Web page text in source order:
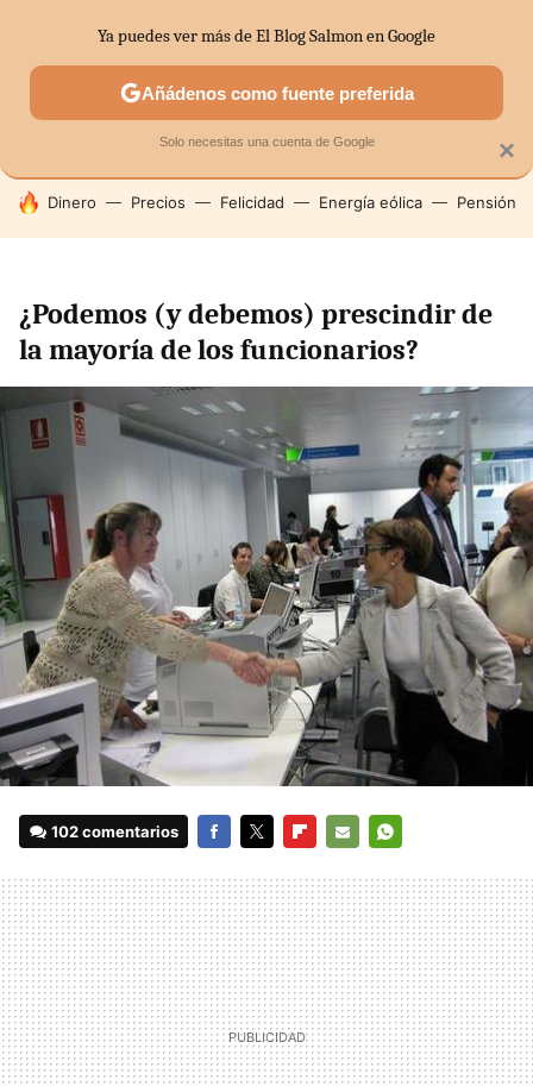
SECTORES ECONOMÍA DOMÉSTICA MERCADOS
HOY SE HABLA DE
Dinero Precios Felicidad Energía eólica Pensión
¿Podemos (y debemos) prescindir de
la mayoría de los funcionarios?
102 comentarios
MAIL
×
Ya puedes ver más de El Blog Salmon en Google
Añádenos como fuente preferida
Solo necesitas una cuenta de Google